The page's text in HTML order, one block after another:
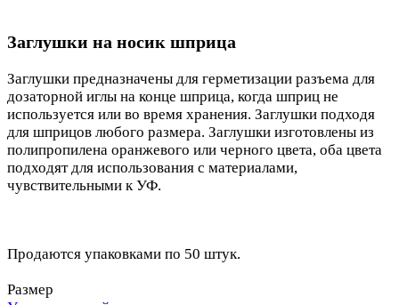
Заглушки на носик шприца
Заглушки предназначены для герметизации разъема для
дозаторной иглы на конце шприца, когда шприц не
используется или во время хранения. Заглушки подходя
для шприцов любого размера. Заглушки изготовлены из
полипропилена оранжевого или черного цвета, оба цвета
подходят для использования с материалами,
чувствительными к УФ.
Продаются упаковками по 50 штук.
Размер